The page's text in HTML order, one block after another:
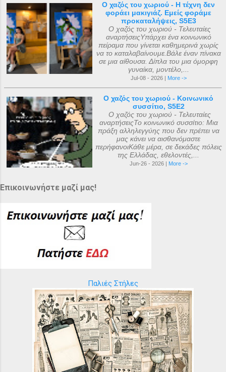
Ο χαζός του χωριού - Η τέχνη δεν
φοράει μακιγιάζ. Εμείς φοράμε
προκαταλήψεις, S5E3
Ο χαζός του χωριού - Τελευταίες
αναρτήσειςΥπάρχει ένα κοινωνικό
πείραμα που γίνεται καθημερινά χωρίς
να το καταλαβαίνουμε.Βάλε έναν πίνακα
σε μια αίθουσα. Δίπλα του μια όμορφη
γυναίκα, μοντέλο,...
Jul-08 - 2026 | More ->
Ο χαζός του χωριού - Κοινωνικό
συσσίτιο, S5E2
Ο χαζός του χωριού - Τελευταίες
αναρτήσειςΤο κοινωνικό συσσίτιο: Μια
πράξη αλληλεγγύης που δεν πρέπει να
μας κάνει να αισθανόμαστε
περήφανοιΚάθε μέρα, σε δεκάδες πόλεις
της Ελλάδας, εθελοντές,...
Jun-26 - 2026 | More ->
Επικοινωνήστε μαζί μας!
Παλιές Στήλες